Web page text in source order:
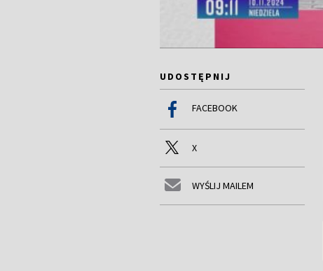
UDOSTĘPNIJ
FACEBOOK
X
WYŚLIJ MAILEM